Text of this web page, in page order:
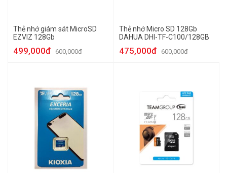
Thẻ nhớ giám sát MicroSD
EZVIZ 128Gb
499,000đ 600,000đ
Thẻ nhớ Micro SD 128Gb
DAHUA DHI-TF-C100/128GB
475,000đ 600,000đ